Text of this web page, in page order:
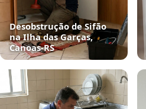
Desobstrução de Sifão
na Ilha das Garças,
Canoas‑RS